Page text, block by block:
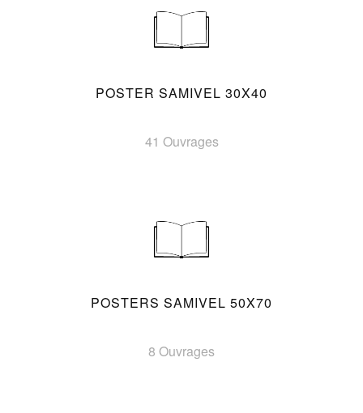
POSTER SAMIVEL 30X40
41 Ouvrages
POSTERS SAMIVEL 50X70
8 Ouvrages